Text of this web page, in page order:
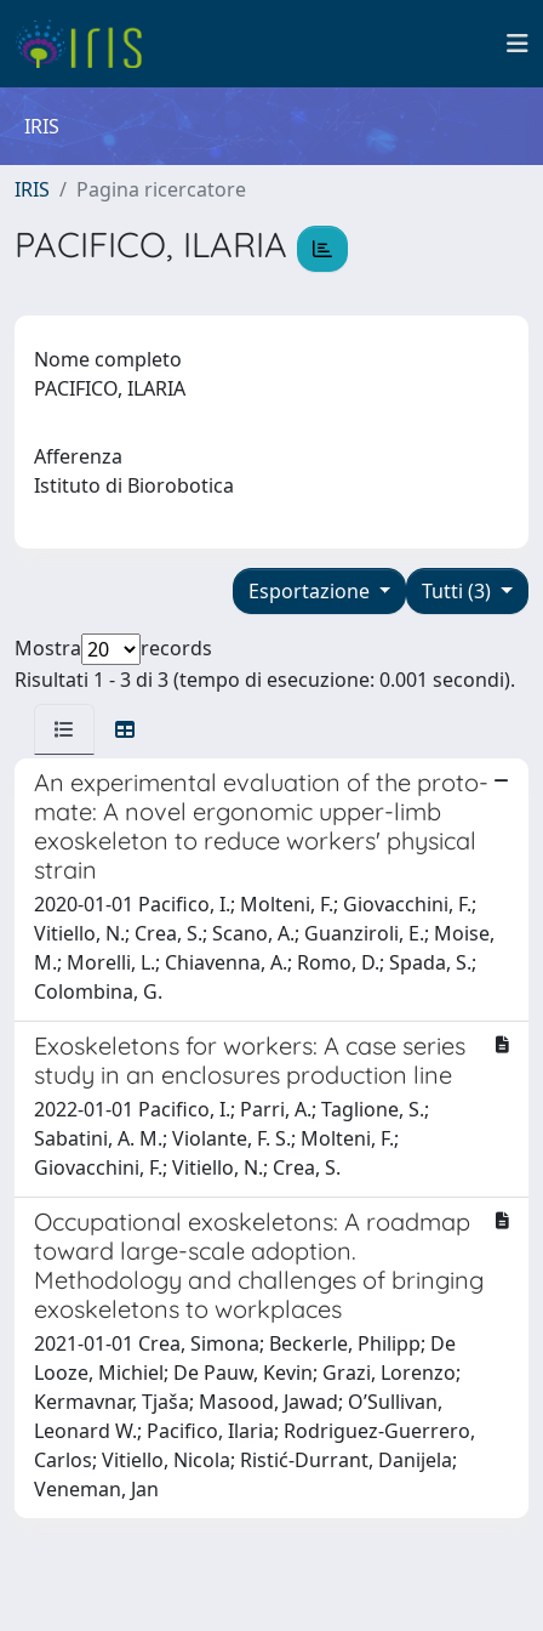
IRIS
IRIS Pagina ricercatore
PACIFICO, ILARIA
Nome completo
PACIFICO, ILARIA
Afferenza
Istituto di Biorobotica
Tutti (3)
Esportazione
Mostra
records
Risultati 1 - 3 di 3 (tempo di esecuzione: 0.001 secondi).
An experimental evaluation of the proto-
mate: A novel ergonomic upper-limb
exoskeleton to reduce workers' physical
strain
2020-01-01 Pacifico, I.; Molteni, F.; Giovacchini, F.;
Vitiello, N.; Crea, S.; Scano, A.; Guanziroli, E.; Moise,
M.; Morelli, L.; Chiavenna, A.; Romo, D.; Spada, S.;
Colombina, G.
Exoskeletons for workers: A case series
study in an enclosures production line
2022-01-01 Pacifico, I.; Parri, A.; Taglione, S.;
Sabatini, A. M.; Violante, F. S.; Molteni, F.;
Giovacchini, F.; Vitiello, N.; Crea, S.
Occupational exoskeletons: A roadmap
toward large-scale adoption.
Methodology and challenges of bringing
exoskeletons to workplaces
2021-01-01 Crea, Simona; Beckerle, Philipp; De
Looze, Michiel; De Pauw, Kevin; Grazi, Lorenzo;
Kermavnar, Tjaša; Masood, Jawad; O’Sullivan,
Leonard W.; Pacifico, Ilaria; Rodriguez-Guerrero,
Carlos; Vitiello, Nicola; Ristić-Durrant, Danijela;
Veneman, Jan